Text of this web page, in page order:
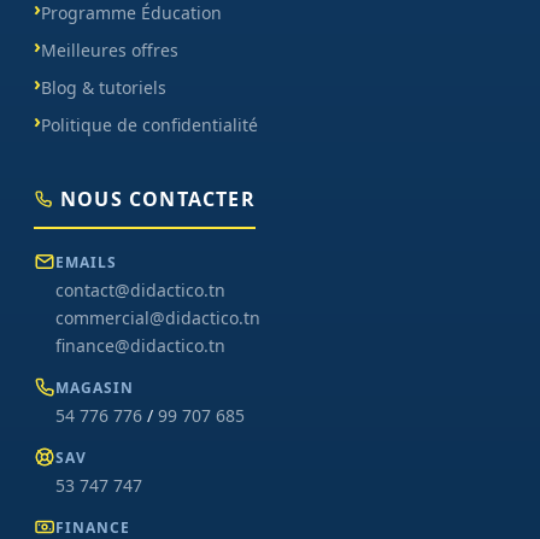
Programme Éducation
Meilleures offres
Blog & tutoriels
Politique de confidentialité
NOUS CONTACTER
EMAILS
contact@didactico.tn
commercial@didactico.tn
finance@didactico.tn
MAGASIN
54 776 776 / 99 707 685
SAV
53 747 747
FINANCE